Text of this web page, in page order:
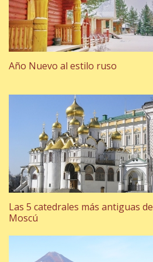
Año Nuevo al estilo ruso
Las 5 catedrales más antiguas de
Moscú